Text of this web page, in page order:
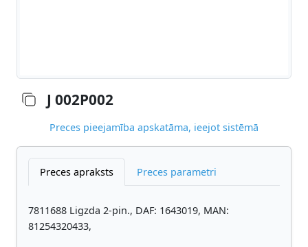
J 002P002
Preces pieejamība apskatāma, ieejot sistēmā
Preces apraksts Preces parametri
7811688 Ligzda 2-pin., DAF: 1643019, MAN:
81254320433,